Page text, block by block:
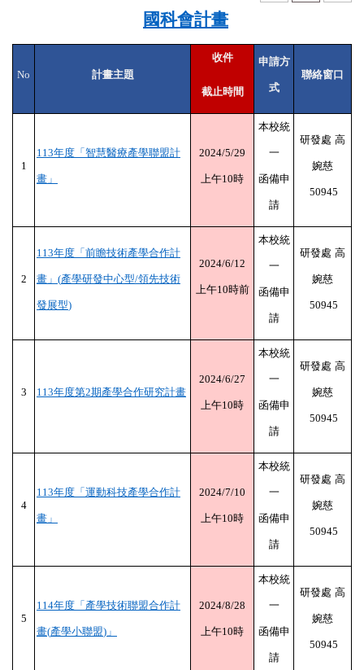
企業共研中心
加速器
醫療聯盟
永續專區
文件下載
國科會計畫
No 計畫主題
收件
截止時間
申請方
式
聯絡窗口
1
113年度「智慧醫療產學聯盟計
畫」
2024/5/29
上午10時
本校統
一
函備申
請
研發處 高
婉慈
50945
2
113年度「前瞻技術產學合作計
畫」 (產學研發中心型/領先技術
發展型)
2024/6/12
上午10時前
本校統
一
函備申
請
研發處 高
婉慈
50945
3 113年度第2期產學合作研究計畫
2024/6/27
上午10時
本校統
一
函備申
請
研發處 高
婉慈
50945
4
113年度「運動科技產學合作計
畫」
2024/7/10
上午10時
本校統
一
函備申
請
研發處 高
婉慈
50945
5
114年度「產學技術聯盟合作計
畫(產學小聯盟) 」
2024/8/28
上午10時
本校統
一
函備申
請
研發處 高
婉慈
50945